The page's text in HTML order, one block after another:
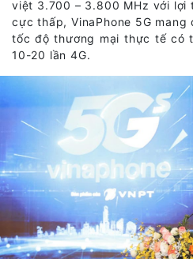
việt 3.700 – 3.800 MHz với lợi
cực thấp, VinaPhone 5G
tốc độ thương mại thực tế có
10-20 lần 4G.